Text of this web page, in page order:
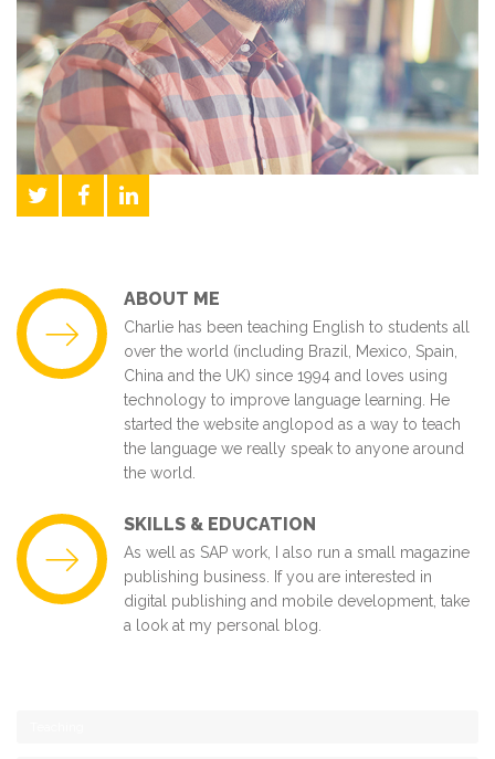
ABOUT ME
Charlie has been teaching English to students all
over the world (including Brazil, Mexico, Spain,
China and the UK) since 1994 and loves using
technology to improve language learning. He
started the website anglopod as a way to teach
the language we really speak to anyone around
the world.
SKILLS & EDUCATION
As well as SAP work, I also run a small magazine
publishing business. If you are interested in
digital publishing and mobile development, take
a look at my personal blog.